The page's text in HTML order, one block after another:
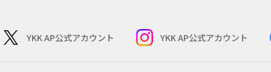
YKK AP公式アカウント YKK AP公式アカウント